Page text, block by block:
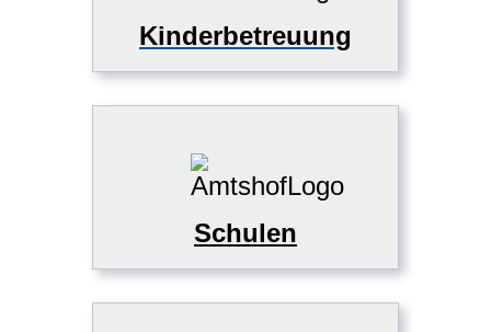
Kinderbetreuung
Schulen